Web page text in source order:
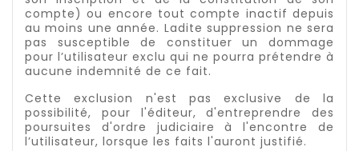
compte) ou encore tout compte inactif depuis
au moins une année. Ladite suppression ne sera
pas susceptible de constituer un dommage
pour l’utilisateur exclu qui ne pourra prétendre à
aucune indemnité de ce fait.
Cette exclusion n'est pas exclusive de la
possibilité, pour l'éditeur, d'entreprendre des
poursuites d'ordre judiciaire à l'encontre de
l’utilisateur, lorsque les faits l'auront justifié.